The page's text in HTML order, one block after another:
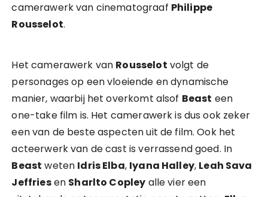
camerawerk van cinematograaf Philippe
Rousselot.
Het camerawerk van Rousselot volgt de
personages op een vloeiende en dynamische
manier, waarbij het overkomt alsof Beast een
one-take film is. Het camerawerk is dus ook zeker
een van de beste aspecten uit de film. Ook het
acteerwerk van de cast is verrassend goed. In
Beast weten Idris Elba, Iyana Halley, Leah Sava
Jeffriesen Sharlto Copley alle vier een